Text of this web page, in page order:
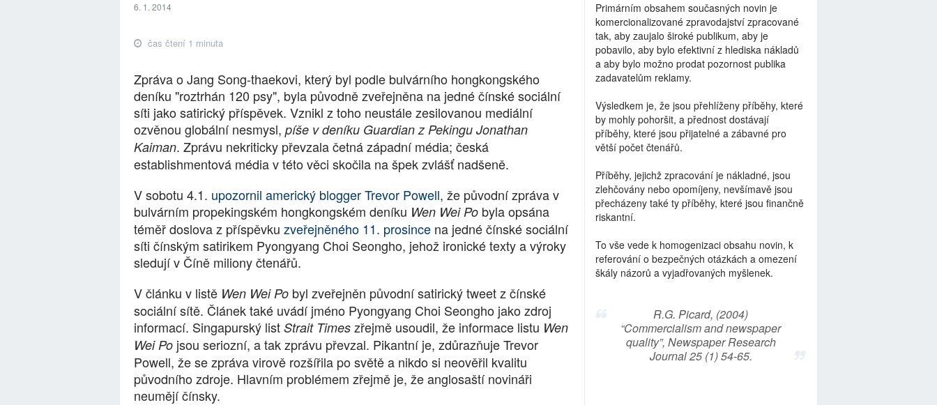
6. 1. 2014
čas čtení 1 minuta
Zpráva o Jang Song-thaekovi, který byl podle bulvárního hongkongského
deníku "roztrhán 120 psy", byla původně zveřejněna na jedné čínské sociální
síti jako satirický příspěvek. Vznikl z toho neustále zesilovanou mediální
ozvěnou globální nesmysl, píše v deníku Guardian z Pekingu Jonathan
Kaiman. Zprávu nekriticky převzala četná západní média; česká
establishmentová média v této věci skočila na špek zvlášť nadšeně.
V sobotu 4.1. upozornil americký blogger Trevor Powell, že původní zpráva v
bulvárním propekingském hongkongském deníku Wen Wei Po byla opsána
téměř doslova z příspěvku zveřejněného 11. prosince na jedné čínské sociální
síti čínským satirikem Pyongyang Choi Seongho, jehož ironické texty a výroky
sledují v Číně miliony čtenářů.
V článku v listě Wen Wei Po byl zveřejněn původní satirický tweet z čínské
sociální sítě. Článek také uvádí jméno Pyongyang Choi Seongho jako zdroj
informací. Singapurský list Strait Times zřejmě usoudil, že informace listu Wen
Wei Po jsou seriozní, a tak zprávu převzal. Pikantní je, zdůrazňuje Trevor
Powell, že se zpráva virově rozšířila po světě a nikdo si neověřil kvalitu
původního zdroje. Hlavním problémem zřejmě je, že anglosaští novináři
neumějí čínsky.
Primárním obsahem současných novin je
komercionalizované zpravodajství zpracované
tak, aby zaujalo široké publikum, aby je
pobavilo, aby bylo efektivní z hlediska nákladů
a aby bylo možno prodat pozornost publika
zadavatelům reklamy.
Výsledkem je, že jsou přehlíženy příběhy, které
by mohly pohoršit, a přednost dostávají
příběhy, které jsou přijatelné a zábavné pro
větší počet čtenářů.
Příběhy, jejichž zpracování je nákladné, jsou
zlehčovány nebo opomíjeny, nevšímavě jsou
přecházeny také ty příběhy, které jsou finančně
riskantní.
To vše vede k homogenizaci obsahu novin, k
referování o bezpečných otázkách a omezení
škály názorů a vyjadřovaných myšlenek.
R.G. Picard, (2004)
“Commercialism and newspaper
quality”, Newspaper Research
Journal 25 (1) 54-65.